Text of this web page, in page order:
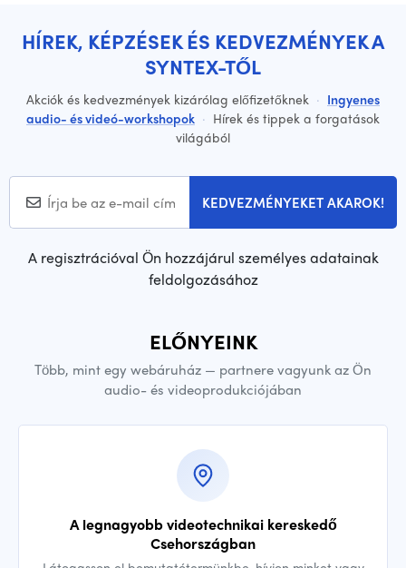
HÍREK, KÉPZÉSEK ÉS KEDVEZMÉNYEK A
SYNTEX-TŐL
Akciók és kedvezmények kizárólag előfizetőknek · Ingyenes
audio- és videó-workshopok · Hírek és tippek a forgatások
világából
KEDVEZMÉNYEKET AKAROK!
A regisztrációval Ön hozzájárul személyes adatainak
feldolgozásához
ELŐNYEINK
Több, mint egy webáruház — partnere vagyunk az Ön
audio- és videoprodukciójában
A legnagyobb videotechnikai kereskedő
Csehországban